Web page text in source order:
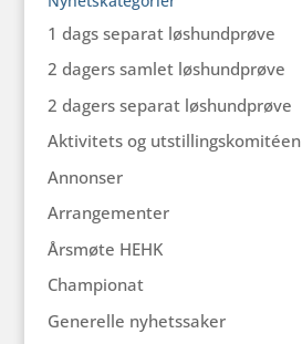
1 dags separat løshundprøve
2 dagers samlet løshundprøve
2 dagers separat løshundprøve
Aktivitets og utstillingskomitéen
Annonser
Arrangementer
Årsmøte HEHK
Championat
Generelle nyhetssaker